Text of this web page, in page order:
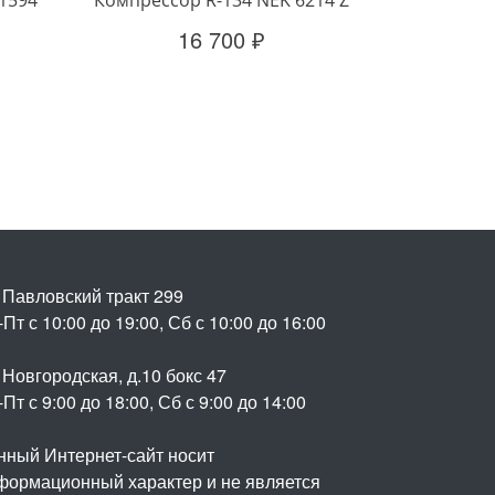
16 700 ₽
тракт 299
с 10:00 до 19:00, Сб с 10:00 до 16:00
д.10 бокс 47
с 9:00 до 18:00, Сб с 9:00 до 14:00
Интернет-сайт носит
характер и не является